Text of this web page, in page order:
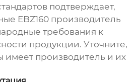
подтверждает,
EBZ160 производитель
требования к
продукции. Уточните,
имеет производитель и их